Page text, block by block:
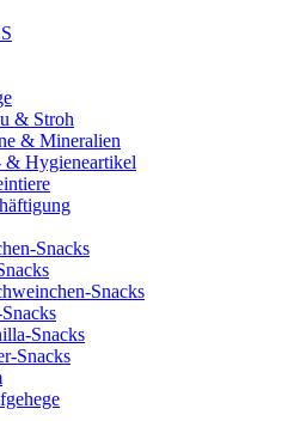
& Stroh
& Mineralien
& Hygieneartikel
Snacks
Snacks
Snacks
Snacks